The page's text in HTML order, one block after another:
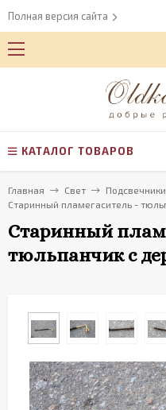
Полная версия сайта
КАТАЛОГ ТОВАРОВ
Главная Свет
Старинный пламегаситель -
Старинный
тюльпанчик с